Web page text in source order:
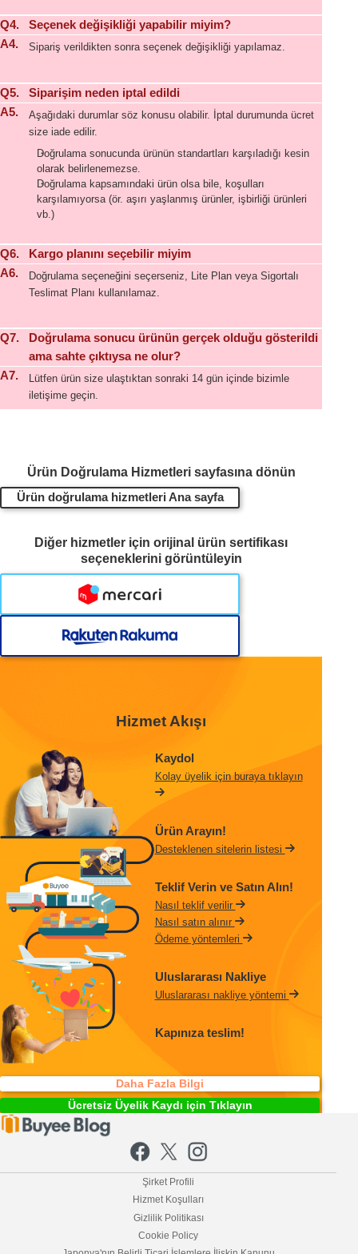
Q4.
Seçenek değişikliği yapabilir miyim?
A4.
Sipariş verildikten sonra seçenek değişikliği yapılamaz.
Q5.
Siparişim neden iptal edildi
A5.
Aşağıdaki durumlar söz konusu olabilir. İptal durumunda ücret
size iade edilir.
Doğrulama sonucunda ürünün standartları karşıladığı kesin
olarak belirlenemezse.
Doğrulama kapsamındaki ürün olsa bile, koşulları
karşılamıyorsa (ör. aşırı yaşlanmış ürünler, işbirliği ürünleri
vb.)
Q6.
Kargo planını seçebilir miyim
A6.
Doğrulama seçeneğini seçerseniz, Lite Plan veya Sigortalı
Teslimat Planı kullanılamaz.
Q7.
Doğrulama sonucu ürünün gerçek olduğu gösterildi
ama sahte çıktıysa ne olur?
A7.
Lütfen ürün size ulaştıktan sonraki 14 gün içinde bizimle
iletişime geçin.
Ürün Doğrulama Hizmetleri sayfasına dönün
Ürün doğrulama hizmetleri Ana sayfa
Diğer hizmetler için orijinal ürün sertifikası
seçeneklerini görüntüleyin
Hizmet Akışı
Kaydol
Kolay üyelik için buraya tıklayın
Ürün Arayın!
Desteklenen sitelerin listesi
Teklif Verin ve Satın Alın!
Nasıl teklif verilir
Nasıl satın alınır
Ödeme yöntemleri
Uluslararası Nakliye
Uluslararası nakliye yöntemi
Kapınıza teslim!
Daha Fazla Bilgi
Ücretsiz Üyelik Kaydı için Tıklayın
Şirket Profili
Hizmet Koşulları
Gizlilik Politikası
Cookie Policy